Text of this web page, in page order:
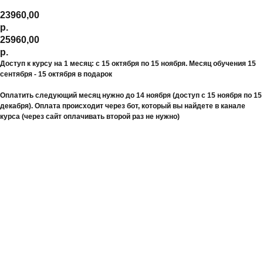
23960,00
р.
25960,00
р.
Доступ к курсу на 1 месяц: с 15 октября по 15 ноября. Месяц обучения 15
сентября - 15 октября в подарок
Оплатить следующий месяц нужно до 14 ноября (доступ с 15 ноября по 15
декабря). Оплата происходит через бот, который вы найдете в канале
курса (через сайт оплачивать второй раз не нужно)